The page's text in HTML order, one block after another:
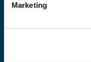
Marketing